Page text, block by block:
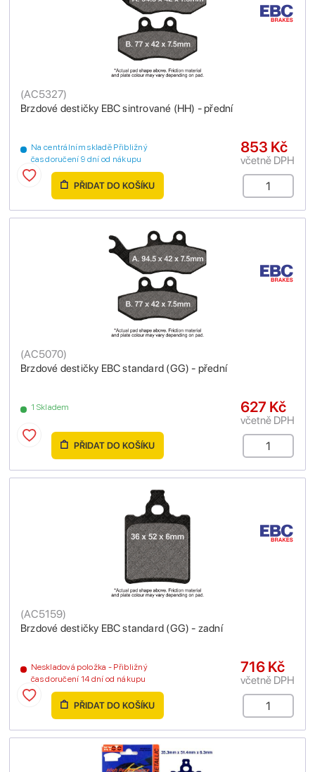
Brzdové destičky EBC sintrované (HH) - přední
(AC5327)
Na centrálním skladě Přibližný
čas doručení 9 dní od nákupu
853 Kč
včetně DPH
PŘIDAT DO KOŠÍKU
Brzdové destičky EBC standard (GG) - přední
(AC5070)
1 Skladem 627 Kč
včetně DPH
PŘIDAT DO KOŠÍKU
Brzdové destičky EBC standard (GG) - zadní
(AC5159)
Neskladová položka - Přibližný
čas doručení 14 dní od nákupu
716 Kč
včetně DPH
PŘIDAT DO KOŠÍKU